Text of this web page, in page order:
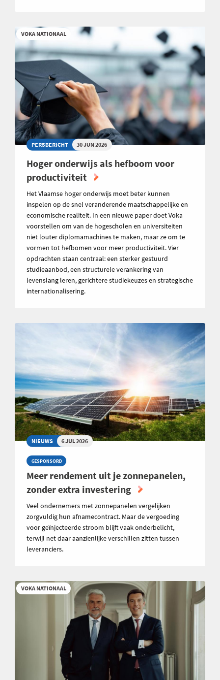
VOKA NATIONAAL
PERSBERICHT 30 JUN 2026
Hoger onderwijs als hefboom voor
productiviteit
Het Vlaamse hoger onderwijs moet beter kunnen
inspelen op de snel veranderende maatschappelijke en
economische realiteit. In een nieuwe paper doet Voka
voorstellen om van de hogescholen en universiteiten
niet louter diplomamachines te maken, maar ze om te
vormen tot hefbomen voor meer productiviteit. Vier
opdrachten staan centraal: een sterker gestuurd
studieaanbod, een structurele verankering van
levenslang leren, gerichtere studiekeuzes en strategische
internationalisering.
NIEUWS 6 JUL 2026
GESPONSORD
Meer rendement uit je zonnepanelen,
zonder extra investering
Veel ondernemers met zonnepanelen vergelijken
zorgvuldig hun afnamecontract. Maar de vergoeding
voor geïnjecteerde stroom blijft vaak onderbelicht,
terwijl net daar aanzienlijke verschillen zitten tussen
leveranciers.
VOKA NATIONAAL